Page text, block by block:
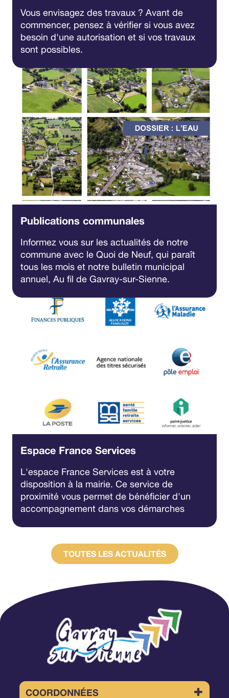
Vous envisagez des travaux ? Avant de
commencer, pensez à vérifier si vous avez
besoin d'une autorisation et si vos travaux
sont possibles.
Publications communales
Informez vous sur les actualités de notre
commune avec le Quoi de Neuf, qui paraît
tous les mois et notre bulletin municipal
annuel, Au fil de Gavray-sur-Sienne.
Espace France Services
L'espace France Services est à votre
disposition à la mairie. Ce service de
proximité vous permet de bénéficier d'un
accompagnement dans vos démarches
TOUTES LES ACTUALITÉS
COORDONNÉES